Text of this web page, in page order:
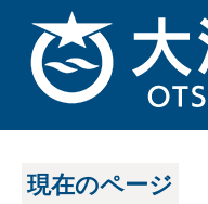
現在のページ